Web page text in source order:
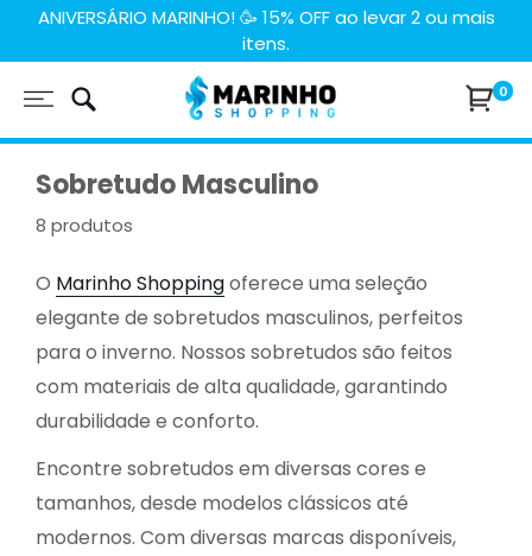
PularANIVERSÁRIO MARINHO! 🥳 15% OFF ao levar 2 ou mais
itens.
Marinho
Shopping
0
Sobretudo Masculino
8 produtos
O Marinho Shoppingoferece uma seleção
elegante de sobretudos masculinos, perfeitos
para o inverno. Nossos sobretudos são feitos
com materiais de alta qualidade, garantindo
durabilidade e conforto.
Encontre sobretudos em diversas cores e
tamanhos, desde modelos clássicos até
modernos. Com diversas marcas disponíveis,